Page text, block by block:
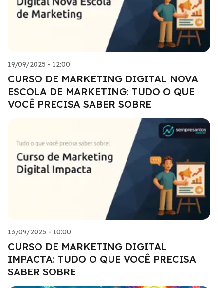
19/09/2025 - 12:00
CURSO DE MARKETING DIGITAL NOVA
ESCOLA DE MARKETING: TUDO O QUE
VOCÊ PRECISA SABER SOBRE
13/09/2025 - 10:00
CURSO DE MARKETING DIGITAL
IMPACTA: TUDO O QUE VOCÊ PRECISA
SABER SOBRE